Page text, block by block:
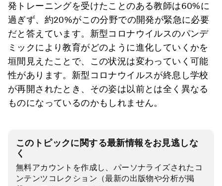
発トレーニングを受けたことのある教師は60%に
過ぎず、約20%がこの分野での開発が緊急に必要
だと答えています。新型コロナウイルスのパンデ
ミックにより教育がどのように進化していくかを
垣間見えたことで、この状況は変わっていく可能
性があります。新型コロナウイルスが終息し学校
が再開されたとき、その姿は以前とは全く異なる
ものになっているのかもしれません。
このトピックに関する最新情報をお見逃しな
く
無料アカウントを作成し、パーソナライズされたコ
ンテンツコレクション（最新の出版物や分析が掲